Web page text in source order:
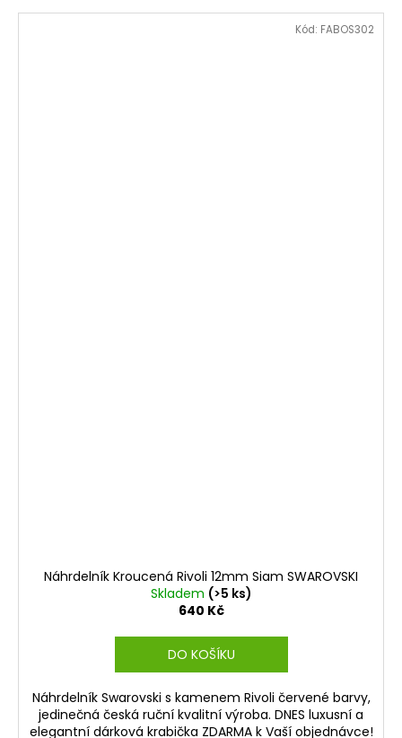
Náhrdelník Kroucená Rivoli 12mm Siam SWAROVSKI
Skladem (>5 ks)
640 Kč
DO KOŠÍKU
Náhrdelník Swarovski s kamenem Rivoli červené barvy,
jedinečná česká ruční kvalitní výroba. DNES luxusní a
elegantní dárková krabička ZDARMA k Vaší objednávce!
Kód: FABOS302